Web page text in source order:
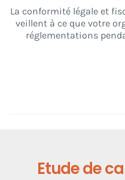
La conformité légale et
veillent à ce que votre
réglementations
Etude de